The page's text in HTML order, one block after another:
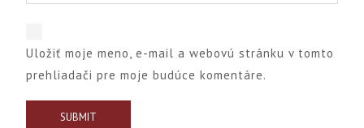
Uložiť moje meno, e-mail a webovú stránku v tomto
prehliadači pre moje budúce komentáre.